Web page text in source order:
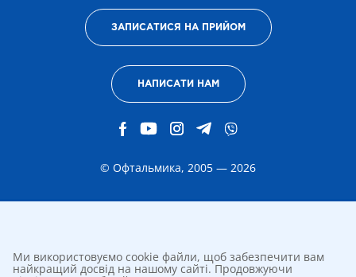
ЗАПИСАТИСЯ НА ПРИЙОМ
НАПИСАТИ НАМ
© Офтальмика, 2005 — 2026
Ми використовуємо cookie файли, щоб забезпечити вам
найкращий досвід на нашому сайті. Продовжуючи